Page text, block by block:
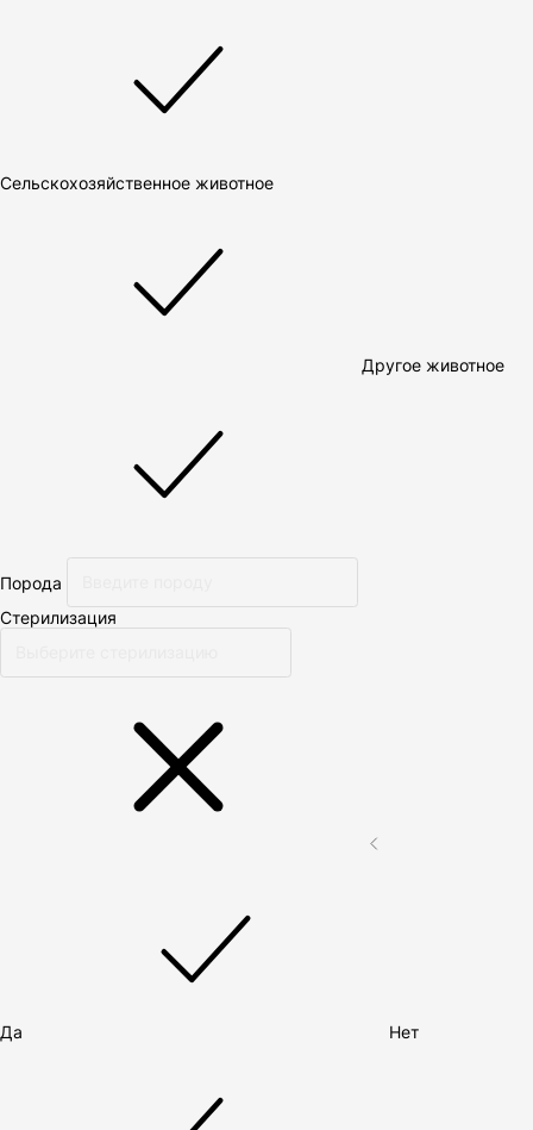
Сельскохозяйственное животное
Другое животное
Порода
Стерилизация
Да Нет